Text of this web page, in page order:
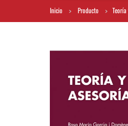
Inicio Producto